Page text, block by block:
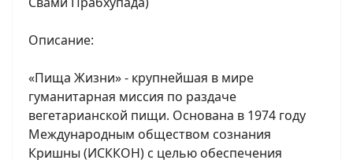
Описание:
«Пища Жизни» - крупнейшая в мире
гуманитарная миссия по раздаче
вегетарианской пищи. Основана в 1974 году
Международным обществом сознания
Кришны (ИСККОН) с целью обеспечения